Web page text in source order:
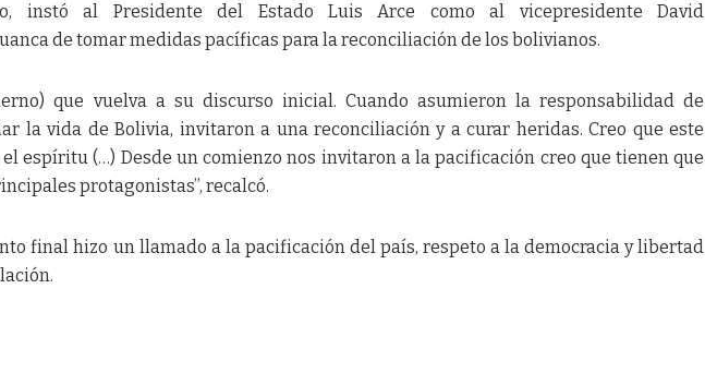
instó al Presidente del Estado Luis Arce como al vicepresidente David
de tomar medidas pacíficas para la reconciliación de los bolivianos.
que vuelva a su discurso inicial. Cuando asumieron la responsabilidad de
la vida de Bolivia, invitaron a una reconciliación y a curar heridas. Creo que este
espíritu (…) Desde un comienzo nos invitaron a la pacificación creo que tienen que
protagonistas”, recalcó.
final hizo un llamado a la pacificación del país, respeto a la democracia y libertad